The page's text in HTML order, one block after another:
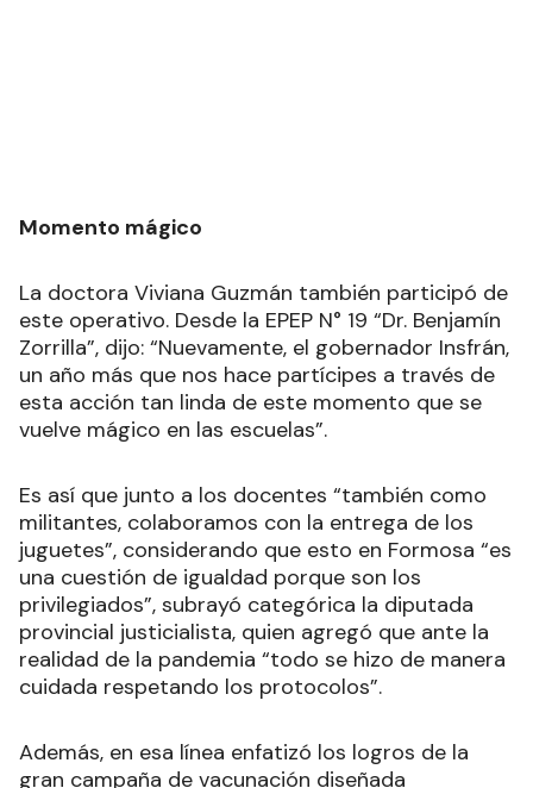
Momento mágico
La doctora Viviana Guzmán también participó de
este operativo. Desde la EPEP N° 19 “Dr. Benjamín
Zorrilla”, dijo: “Nuevamente, el gobernador Insfrán,
un año más que nos hace partícipes a través de
vuelve mágico en las escuelas”.
Es así que junto a los docentes “también como
militantes, colaboramos con la entrega de los
juguetes”, considerando que esto en Formosa “es
una cuestión de igualdad porque son los
privilegiados”, subrayó categórica la diputada
provincial justicialista, quien agregó que ante la
cuidada respetando los protocolos”.